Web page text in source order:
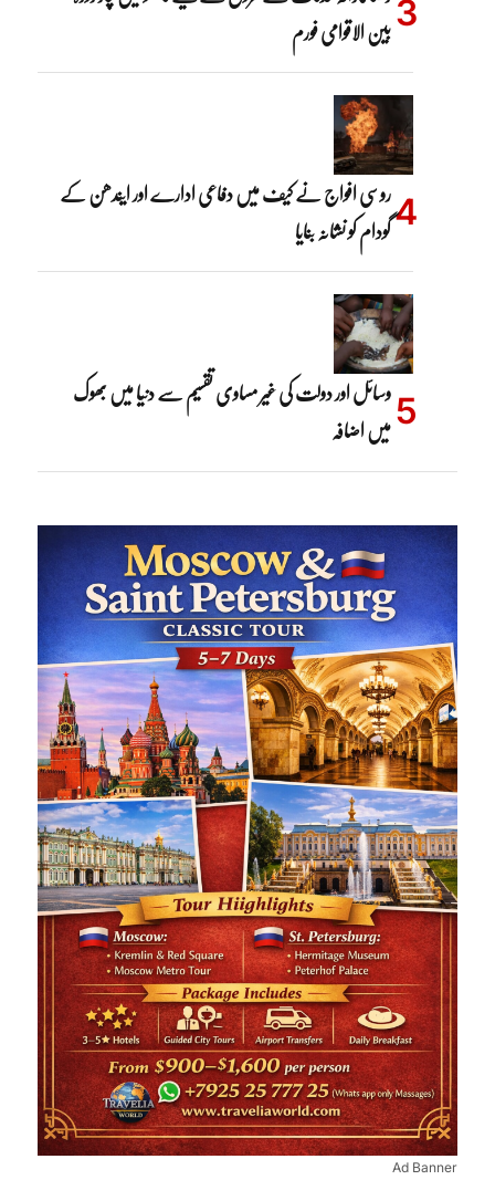
بین الاقوامی فورم
روسی افواج نے کیف میں دفاعی ادارے اور ایندھن کے
گودام کو نشانہ بنایا
وسائل اور دولت کی غیر مساوی تقسیم سے دنیا میں بھوک
میں اضافہ
Ad Banner